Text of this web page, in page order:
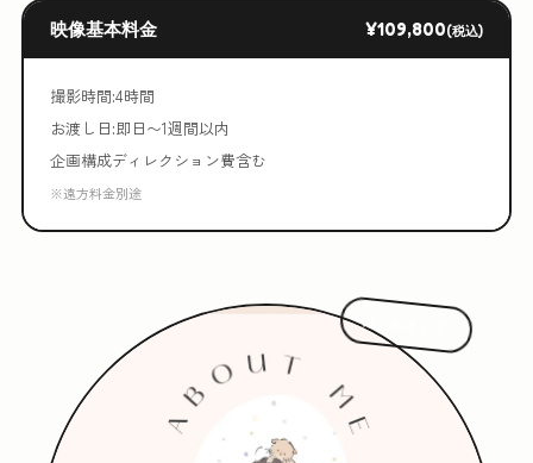
映像基本料金 ¥109,800(税込)
撮影時間:4時間
お渡し日:即日〜1週間以内
企画構成ディレクション費含む
※遠方料金別途
はじめまして!